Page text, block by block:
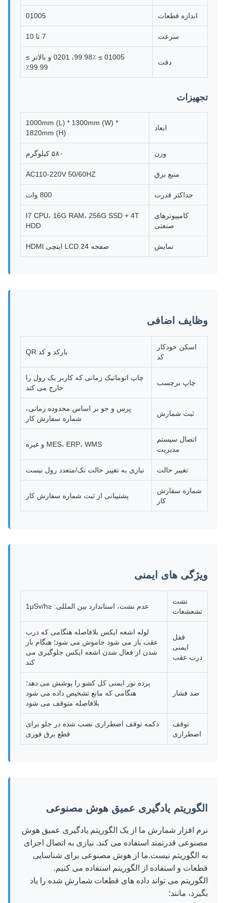
اندازه قطعات 01005
سرعت 7 تا 10
دقت
01005 ≥ 99.98٪، 0201 و بالاتر ≥
99.99٪
تجهیزات
ابعاد
1000mm (L) * 1300mm (W) *
1820mm (H)
وزن ۵۸۰ کیلوگرم
منبع برق AC110-220V 50/60HZ
حداکثر قدرت 800 وات
کامپیوترهای
صنعتی
I7 CPU، 16G RAM، 256G SSD + 4T
HDD
نمايش صفحه LCD 24 اینچی HDMI
وظایف اضافی
اسکن خودکار
کد
بارکد و کد QR
چاپ برچسب
چاپ اتوماتیک زمانی که کاربر یک رول را
خارج می کند
ثبت شمارش
پرس و جو بر اساس محدوده زمانی،
شماره سفارش کار
اتصال سیستم
مدیریت
MES، ERP، WMS و غیره
تغییر حالت نیازی به تغییر حالت تک/متعدد رول نیست
شماره سفارش
کار
پشتیبانی از ثبت شماره سفارش کار
ویژگی های ایمنی
نشت
تشعشعات
عدم نشت، استاندارد بین المللی: ≤1μSv/h
قفل
ایمنی
درب عقب
لوله اشعه ایکس بلافاصله هنگامی که درب
عقب باز می شود خاموش می شود؛ هنگام باز
شدن از فعال شدن اشعه ایکس جلوگیری می
کند
ضد فشار
پرده نور ایمنی کل کشو را پوشش می دهد؛
هنگامی که مانع تشخیص داده می شود
بلافاصله متوقف می شود
توقف
اضطراری
دکمه توقف اضطراری نصب شده در جلو برای
قطع برق فوری
الگوریتم یادگیری عمیق هوش مصنوعی
نرم افزار شمارش ما از یک الگوریتم یادگیری عمیق هوش
مصنوعی قدرتمند استفاده می کند. نیازی به اتصال اجزای
به الگوریتم نیست.ما از هوش مصنوعی برای شناسایی
قطعات و استفاده از الگوریتم استفاده می کنیم.
الگوریتم می تواند داده های قطعات شمارش شده را یاد
بگیرد، مانند: